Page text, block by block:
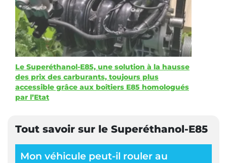
Le Superéthanol-E85, une solution à la hausse
des prix des carburants, toujours plus
accessible grâce aux boîtiers E85 homologués
par l’Etat
Tout savoir sur le Superéthanol-E85
Mon véhicule peut-il rouler au